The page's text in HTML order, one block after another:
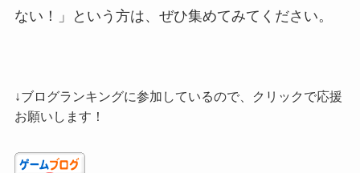
ない！」という方は、ぜひ集めてみてください。
↓ブログランキングに参加しているので、クリックで応援
お願いします！